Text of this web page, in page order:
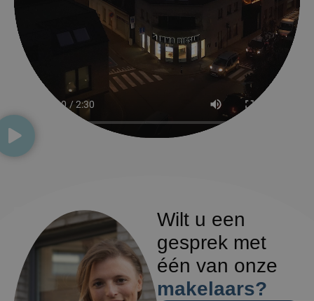
Wilt u een
gesprek met
één van onze
makelaars?